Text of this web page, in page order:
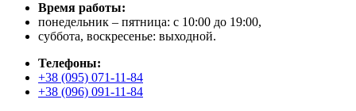
Время работы:
понедельник – пятница: с 10:00 до 19:00,
суббота, воскресенье: выходной.
Телефоны:
+38 (095) 071-11-84
+38 (096) 091-11-84